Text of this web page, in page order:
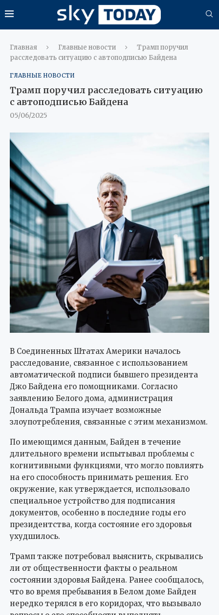
Главная Главные новости
Трамп поручил
расследовать ситуацию с автоподписью Байдена
ГЛАВНЫЕ НОВОСТИ
Трамп поручил расследовать ситуацию
с автоподписью Байдена
05/06/2025
В Соединенных Штатах Америки началось
расследование, связанное с использованием
автоматической подписи бывшего президента
Джо Байдена его помощниками. Согласно
заявлению Белого дома, администрация
Дональда Трампа изучает возможные
злоупотребления, связанные с этим механизмом.
По имеющимся данным, Байден в течение
длительного времени испытывал проблемы с
когнитивными функциями, что могло повлиять
на его способность принимать решения. Его
окружение, как утверждается, использовало
специальное устройство для подписания
документов, особенно в последние годы его
президентства, когда состояние его здоровья
ухудшилось.
Трамп также потребовал выяснить, скрывались
ли от общественности факты о реальном
состоянии здоровья Байдена. Ранее сообщалось,
что во время пребывания в Белом доме Байден
нередко терялся в его коридорах, что вызывало